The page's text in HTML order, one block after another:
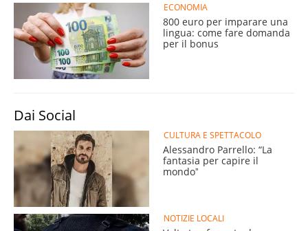
ECONOMIA
800 euro per imparare una
lingua: come fare domanda
per il bonus
Dai Social
CULTURA E SPETTACOLO
Alessandro Parrello: “La
fantasia per capire il
mondoˮ
NOTIZIE LOCALI